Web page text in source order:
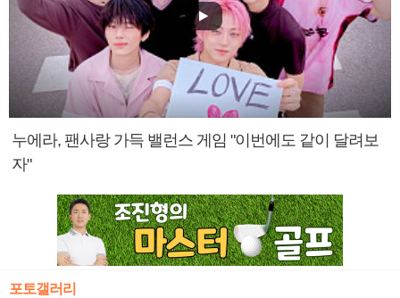
누에라, 팬사랑 가득 밸런스 게임 "이번에도 같이 달려보
자"
포토갤러리